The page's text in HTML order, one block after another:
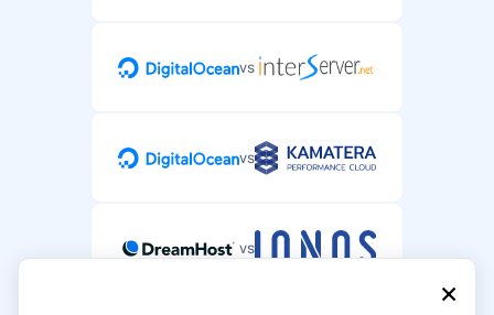
×
vs
vs
vs